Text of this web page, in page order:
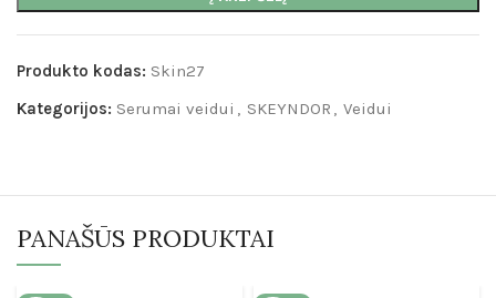
Produkto kodas: Skin27
Kategorijos: Serumai veidui , SKEYNDOR , Veidui
PANAŠŪS PRODUKTAI